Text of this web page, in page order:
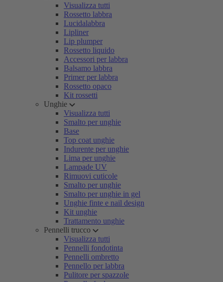
Visualizza tutti
Rossetto labbra
Lucidalabbra
Lipliner
Lip plumper
Rossetto liquido
Accessori per labbra
Balsamo labbra
Primer per labbra
Rossetto opaco
Kit rossetti
Unghie
Visualizza tutti
Smalto per unghie
Base
Top coat unghie
Indurente per unghie
Lima per unghie
Lampade UV
Rimuovi cuticole
Smalto per unghie
Smalto per unghie in gel
Unghie finte e nail design
Kit unghie
Trattamento unghie
Pennelli trucco
Visualizza tutti
Pennelli fondotinta
Pennelli ombretto
Pennello per labbra
Pulitore per spazzole